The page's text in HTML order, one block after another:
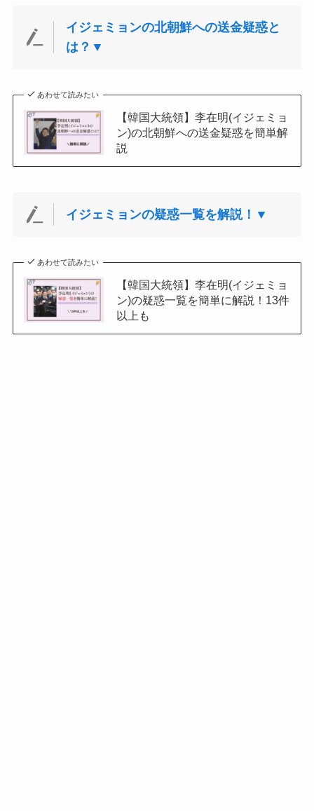
イジェミョンの北朝鮮への送金疑惑と
は？▼
あわせて読みたい
【韓国大統領】李在明(イジェミョ
ン)の北朝鮮への送金疑惑を簡単解
説
イジェミョンの疑惑一覧を解説！▼
あわせて読みたい
【韓国大統領】李在明(イジェミョ
ン)の疑惑一覧を簡単に解説！13件
以上も